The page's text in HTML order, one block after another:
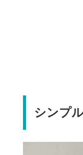
シンプ